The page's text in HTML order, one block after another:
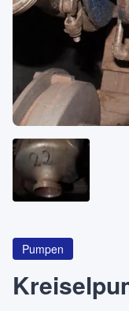
Blog
Über
KATEGORIEN
Maschinen
Pumpen
Behälter
Pumpen